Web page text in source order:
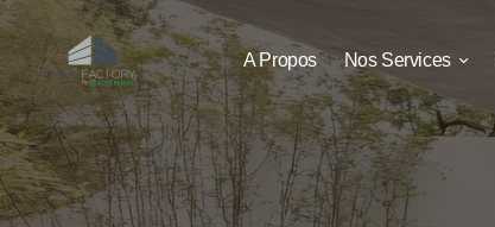
A Propos Nos Services